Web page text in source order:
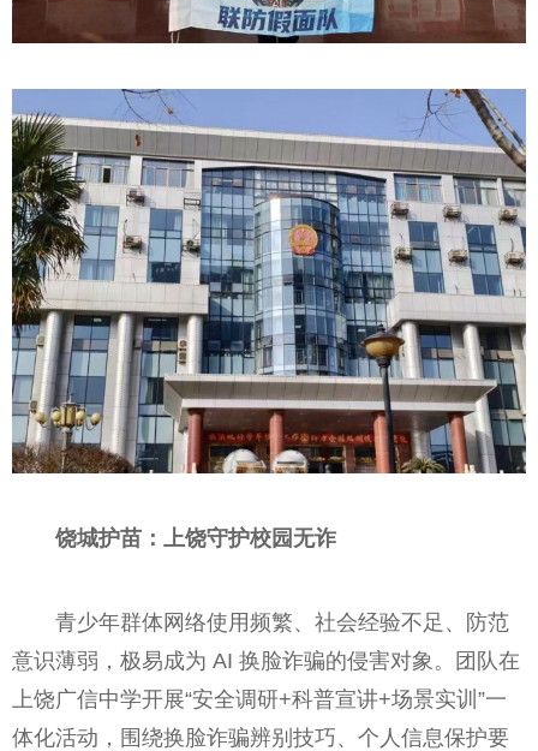
饶城护苗：上饶守护校园无诈
青少年群体网络使用频繁、社会经验不足、防范
意识薄弱，极易成为 AI 换脸诈骗的侵害对象。团队在
上饶广信中学开展“安全调研+科普宣讲+场景实训”一
体化活动，围绕换脸诈骗辨别技巧、个人信息保护要